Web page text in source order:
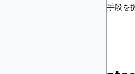
備えた、より信頼できる代替手段を